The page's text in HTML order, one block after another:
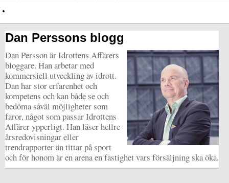
Dan Perssons blogg
Dan Persson är Idrottens Affärers
bloggare. Han arbetar med
kommersiell utveckling av idrott.
Dan har stor erfarenhet och
kompetens och kan både se och
bedöma såväl möjligheter som
faror, något som passar Idrottens
Affärer ypperligt. Han läser hellre
årsredovisningar eller
trendrapporter än tittar på sport
och för honom är en arena en fastighet vars försäljning ska öka.